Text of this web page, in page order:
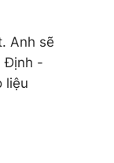
Anh sẽ
Định -
liệu